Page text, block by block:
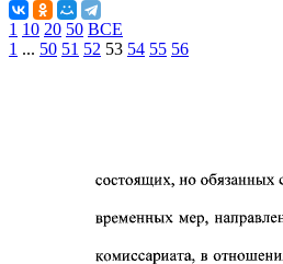
1 10 20 50 ВСЕ
1 ... 50 51 52 53 54 55 56